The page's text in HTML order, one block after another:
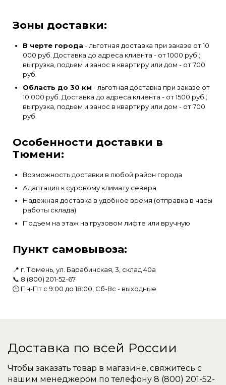
Зоны доставки:
В черте города - льготная доставка при заказе от 10
000 руб. Доставка до адреса клиента - от 1000 руб.;
выгрузка, подьем и занос в квартиру или дом - от 700
руб.
Область до 30 км - льготная доставка при заказе от
10 000 руб. Доставка до адреса клиента - от 1500 руб.;
выгрузка, подьем и занос в квартиру или дом - от 700
руб.
Особенности доставки в
Тюмени:
Возможность доставки в любой район города
Адаптация к суровому климату севера
Надежная доставка в удобное время (отправка в часы
работы склада)
Подъем на этаж на грузовом лифте или вручную
Пункт самовывоза:
📍 г. Тюмень, ул. Барабинская, 3, склад 40а
📞 8 (800) 201-52-67
🕒 Пн-Пт с 9:00 до 18:00, Сб-Вс - выходные
Доставка по всей России
Чтобы заказать товар в магазине, свяжитесь с
нашим менеджером по телефону 8 (800) 201-52-